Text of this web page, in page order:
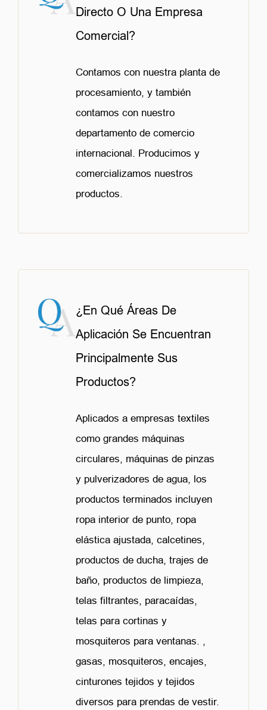
Directo O Una Empresa
Comercial?
Contamos con nuestra planta de
procesamiento, y también
contamos con nuestro
departamento de comercio
internacional. Producimos y
comercializamos nuestros
productos.
¿En Qué Áreas De
Aplicación Se Encuentran
Principalmente Sus
Productos?
Aplicados a empresas textiles
como grandes máquinas
circulares, máquinas de pinzas
y pulverizadores de agua, los
productos terminados incluyen
ropa interior de punto, ropa
elástica ajustada, calcetines,
productos de ducha, trajes de
baño, productos de limpieza,
telas filtrantes, paracaídas,
telas para cortinas y
mosquiteros para ventanas. ,
gasas, mosquiteros, encajes,
cinturones tejidos y tejidos
diversos para prendas de vestir.